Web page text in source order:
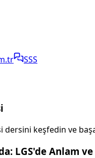
SSS
dersini keşfedin ve
LGS'de Anlam ve